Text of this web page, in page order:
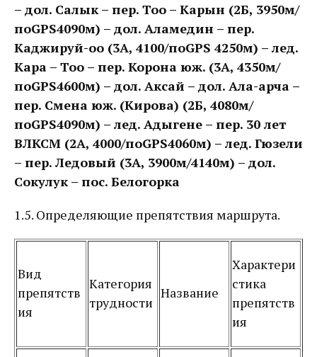
– дол. Салык – пер. Тоо – Карын (2Б, 3950м/
поGPS4090м) – дол. Аламедин – пер.
Каджируй-оо (3А, 4100/поGPS 4250м) – лед.
Кара – Тоо – пер. Корона юж. (3А, 4350м/
поGPS4600м) – дол. Аксай – дол. Ала-арча –
пер. Смена юж. (Кирова) (2Б, 4080м/
поGPS4090м) – лед. Адыгене – пер. 30 лет
ВЛКСМ (2А, 4000/поGPS4060м) – лед. Гюзели
– пер. Ледовый (3А, 3900м/4140м) – дол.
Сокулук – пос. Белогорка
1.5. Определяющие препятствия маршрута.
Вид
препятств
ия
Категория
трудности
Название
Характери
стика
препятств
ия